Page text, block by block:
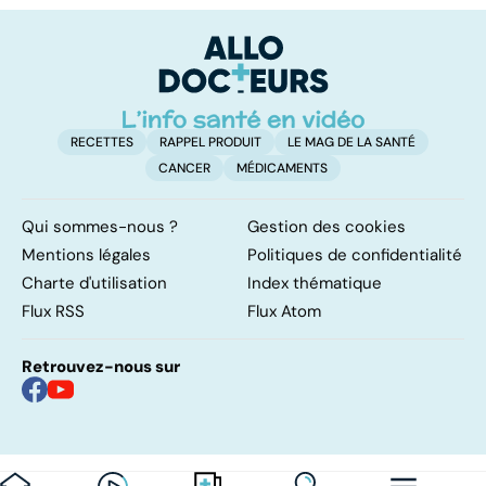
hyperactivité
également
touché
RECETTES RAPPEL PRODUIT
LE MAG DE LA SANTÉ
CANCER
MÉDICAMENTS
Qui sommes-nous ?
Gestion des cookies
Mentions légales
Politiques de confidentialité
Charte d'utilisation
Index thématique
Flux RSS
Flux Atom
Retrouvez-nous sur